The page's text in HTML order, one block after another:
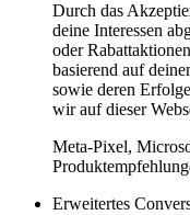
Durch das
deine Interessen
oder
basierend auf
sowie deren
wir auf dieser
Meta-Pixel,
Erweitertes